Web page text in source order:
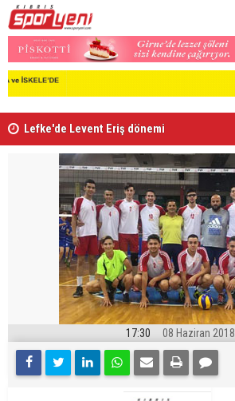
Lefke'de Levent Eriş dönemi
17:30 08 Haziran 2018